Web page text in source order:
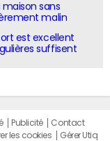
maison sans
malin
est excellent
suffisent
Publicité
Contact
les cookies Gérer Utiq